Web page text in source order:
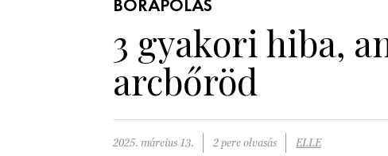
BŐRÁPOLÁS
3 gyakori hiba,
arcbőröd
2025. március 13. 2 perc olvasás ELLE